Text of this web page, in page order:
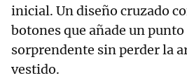
inicial. Un diseño cruzado
botones que añade un
sorprendente sin perder la
vestido.